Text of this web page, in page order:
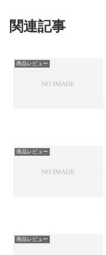
関連記事
商品レビュー
商品レビュー
商品レビュー